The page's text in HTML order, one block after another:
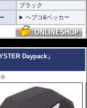
ブラック
ヘプコ&ベッカー
Daypack」